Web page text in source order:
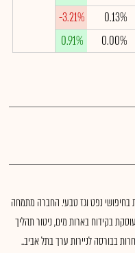
0.13%
-3.21%
0.00%
0.91%
נפט וגז טבעי. החברה מתמחה
בקידוח בארות מים, ניטור תהליך
בבורסה לניירות ערך בתל אביב..